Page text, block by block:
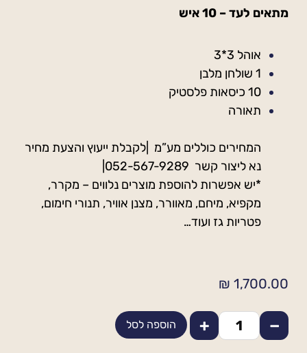
מתאים לעד – 10 איש
אוהל 3*3
1 שולחן מלבן
10 כיסאות פלסטיק
תאורה
המחירים כוללים מע”מ |לקבלת ייעוץ והצעת מחיר
נא ליצור קשר 052-567-9289|
*יש אפשרות להוספת מוצרים נלווים – מקרר,
מקפיא, מיחם, מאוורר, מצנן אוויר, תנורי חימום,
פטריות גז ועוד…
₪ 1,700.00
−
+ הוספה לסל